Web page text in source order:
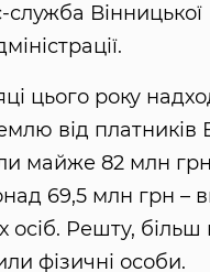
Вінницької
цього року
від платників
майже 82 млн
69,5 млн грн –
Решту, більш
фізичні особи.